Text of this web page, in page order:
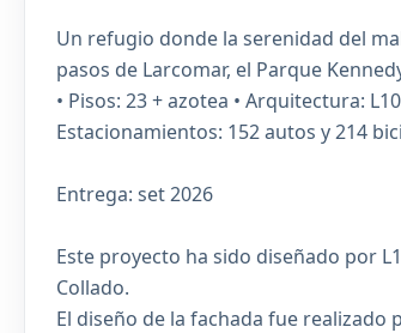
Un refugio donde la serenidad del
pasos de Larcomar, el Parque
• Pisos: 23 + azotea • Arquitectura:
Estacionamientos: 152 autos y 214
Entrega: set 2026
Este proyecto ha sido diseñado por
Collado.
El diseño de la fachada fue realizado